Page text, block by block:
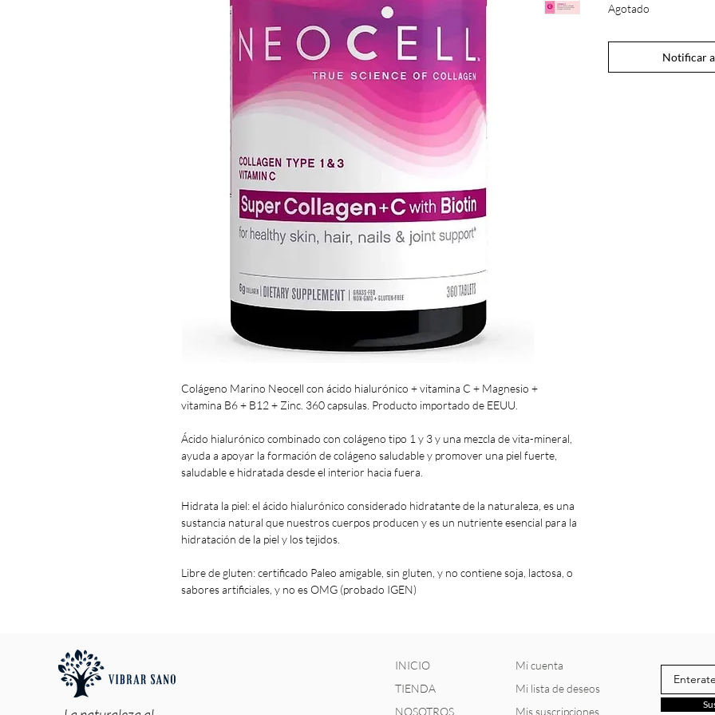
Colágeno Marino Neocell con ácido hialurónico + vitamina C + Magnesio +
vitamina B6 + B12 + Zinc. 360 capsulas. Producto importado de EEUU.
Ácido hialurónico combinado con colágeno tipo 1 y 3 y una mezcla de vita-mineral,
ayuda a apoyar la formación de colágeno saludable y promover una piel fuerte,
saludable e hidratada desde el interior hacia fuera.
Hidrata la piel: el ácido hialurónico considerado hidratante de la naturaleza, es una
sustancia natural que nuestros cuerpos producen y es un nutriente esencial para la
hidratación de la piel y los tejidos.
Libre de gluten: certificado Paleo amigable, sin gluten, y no contiene soja, lactosa, o
sabores artificiales, y no es OMG (probado IGEN)
Agotado
Notificar
INICIO
TIENDA
NOSOTROS
Mi cuenta
Mi lista de deseos
Mis suscripciones